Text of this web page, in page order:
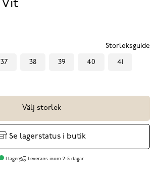
Vit
Storleksguide
37 38 39 40 41
Välj storlek
Se lagerstatus i butik
I lager Leverans inom 2-5 dagar